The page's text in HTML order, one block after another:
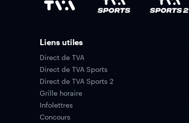
Liens utiles
Direct de TVA
Direct de TVA Sports
Direct de TVA Sports 2
Grille horaire
Infolettres
Concours